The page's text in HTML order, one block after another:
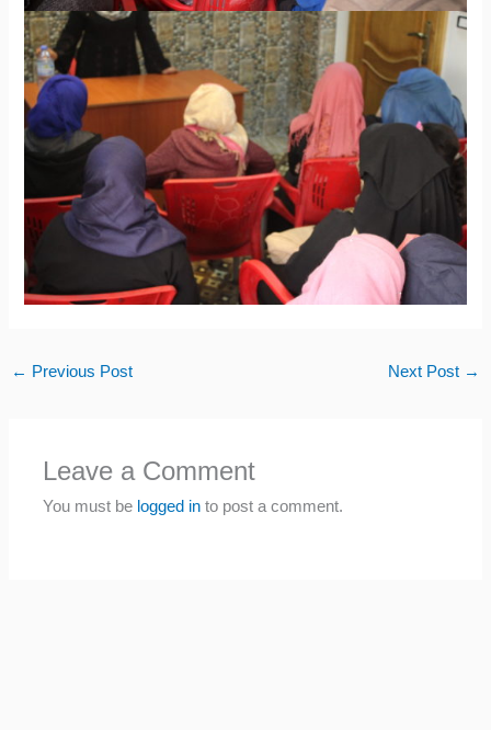
← Previous Post Next Post →
Leave a Comment
You must be logged in to post a comment.